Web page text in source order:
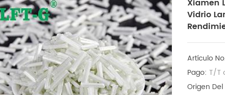
Xiamen
Vidrio
Artículo
Pago: T/T
Origen